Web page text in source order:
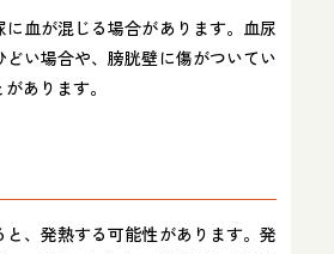
血が混じる場合があります。血尿
い場合や、膀胱壁に傷がついてい
あります。
、発熱する可能性があります。発